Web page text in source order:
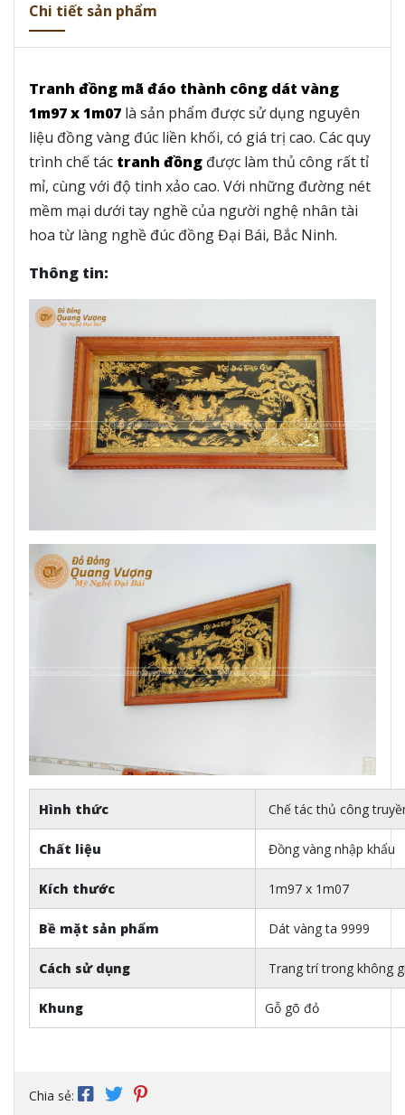
Chi tiết sản phẩm
Tranh đồng mã đáo thành công dát vàng
1m97 x 1m07 là sản phẩm được sử dụng nguyên
liệu đồng vàng đúc liền khối, có giá trị cao. Các quy
trình chế tác tranh đồng được làm thủ công rất tỉ
mỉ, cùng với độ tinh xảo cao. Với những đường nét
mềm mại dưới tay nghề của người nghệ nhân tài
hoa từ làng nghề đúc đồng Đại Bái, Bắc Ninh.
Thông tin:
Hình thức Chế tác thủ công
Chất liệu Đồng vàng nhập khẩu
Kích thước 1m97 x 1m07
Bề mặt sản phẩm Dát vàng ta 9999
Cách sử dụng Trang trí trong không
Khung Gỗ gõ đỏ
Chia sẻ: